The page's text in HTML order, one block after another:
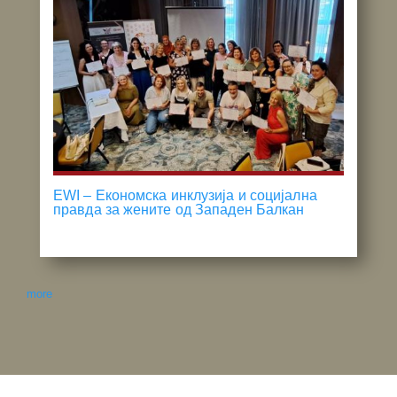
EWI – Економска инклузија и социјална
правда за жените од Западен Балкан
more